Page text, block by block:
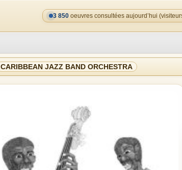
3 850 oeuvres consultées aujourd’hui
CARIBBEAN JAZZ BAND ORCHESTRA